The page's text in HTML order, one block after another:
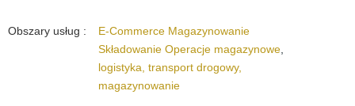
Obszary usług :
E-Commerce Magazynowanie
Składowanie Operacje magazynowe
logistyka, transport drogowy,
magazynowanie